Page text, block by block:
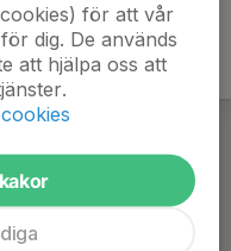
för att vår
dig. De används
att hjälpa oss att